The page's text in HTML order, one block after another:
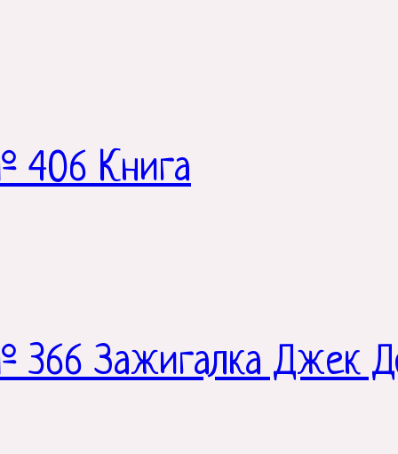
406 Книга
Зажигалка Джек